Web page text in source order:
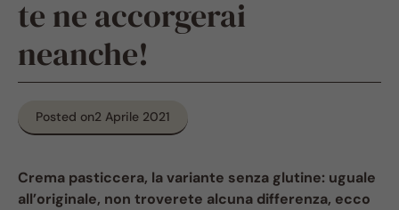
te ne accorgerai
neanche!
Posted on2 Aprile 2021
Crema pasticcera, la variante senza glutine: uguale
all’originale, non troverete alcuna differenza, ecco